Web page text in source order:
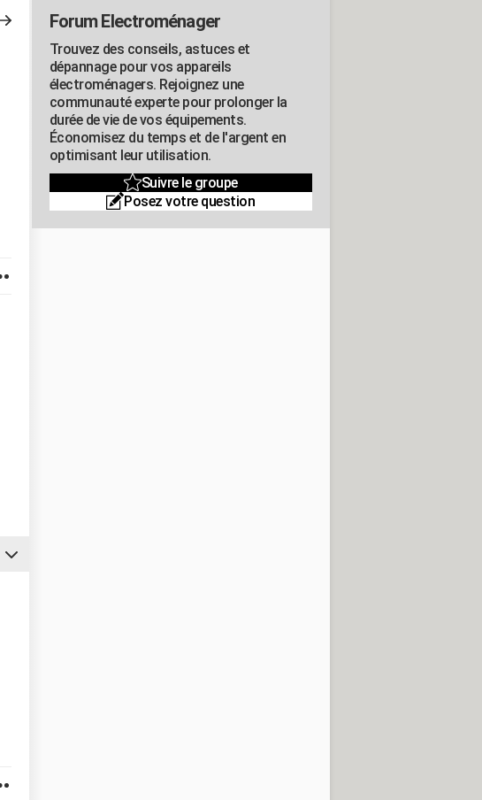
Forum Electroménager
Trouvez des conseils, astuces et
dépannage pour vos appareils
électroménagers. Rejoignez une
communauté experte pour prolonger la
durée de vie de vos équipements.
Économisez du temps et de l'argent en
optimisant leur utilisation.
Suivre le groupe
Posez votre question